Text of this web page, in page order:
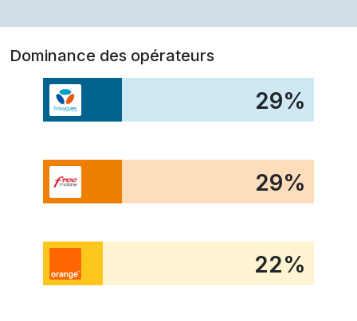
Dominance des opérateurs
29%
29%
22%